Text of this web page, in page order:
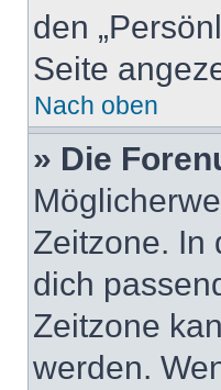
den
Seite
Nach oben
» Die
Zeitzone. In
dich
Zeitzone
werden.